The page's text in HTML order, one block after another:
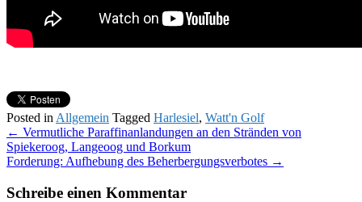
Posted in Allgemein Tagged Harlesiel, Watt'n Golf
Post
navigation
← Vermutliche Paraffinanlandungen an den Stränden von
Spiekeroog, Langeoog und Borkum
Forderung: Aufhebung des Beherbergungsverbotes →
Schreibe einen Kommentar